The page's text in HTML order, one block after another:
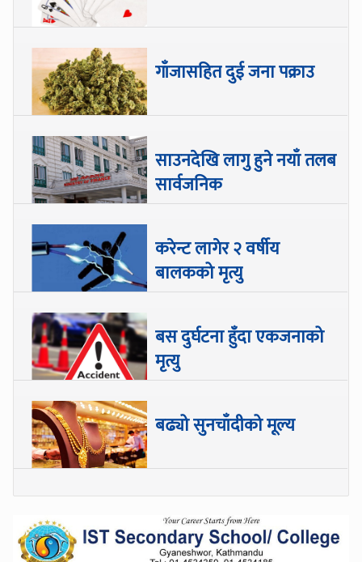
गाँजासहित दुई जना पक्राउ
साउनदेखि लागु हुने नयाँ तलब
सार्वजनिक
करेन्ट लागेर २ वर्षीय
बालकको मृत्यु
बस दुर्घटना हुँदा एकजनाको
मृत्यु
बढ्यो सुनचाँदीको मूल्य